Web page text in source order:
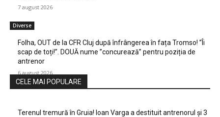
7 august 2026
Diverse
Folha, OUT de la CFR Cluj după înfrângerea în fața Tromso! ”Îi
scap de toți!”. DOUĂ nume ”concurează” pentru poziția de
antrenor
6 august 2026
CELE MAI POPULARE
Terenul tremură în Gruia! Ioan Varga a destituit antrenorul și 3